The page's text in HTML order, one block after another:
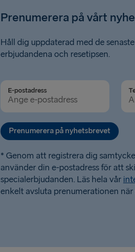
Prenumerera på vårt
Håll dig uppdaterad med de
erbjudandena och resetipsen.
E-postadress
Prenumerera på nyhetsbrevet
* Genom att registrera dig
använder din e-postadress för att
specialerbjudanden. Läs hela vår
enkelt avsluta prenumerationen när